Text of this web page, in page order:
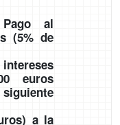
al
(5% de
euros
a la